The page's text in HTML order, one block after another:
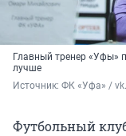
Главный тренер «Уфы»
лучше
Источник: ФК «Уфа» /
Футбольный